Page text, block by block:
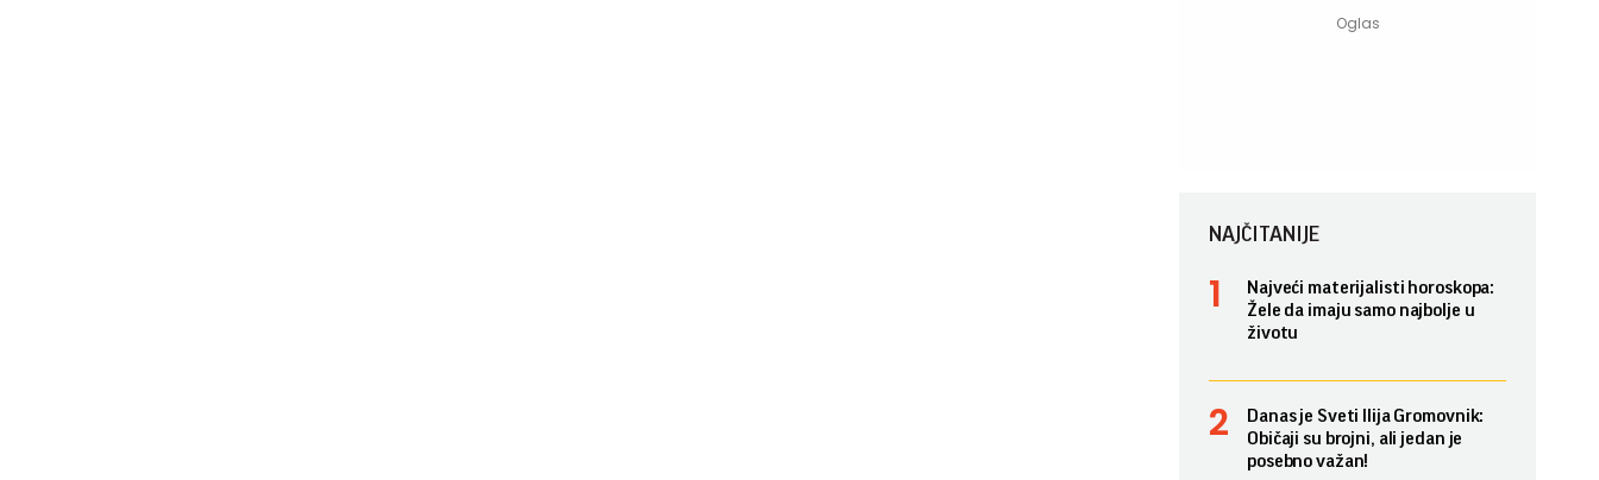
NAJČITANIJE
Najveći materijalisti horoskopa:
Žele da imaju samo najbolje u
životu
Danas je Sveti Ilija Gromovnik:
Običaji su brojni, ali jedan je
posebno važan!